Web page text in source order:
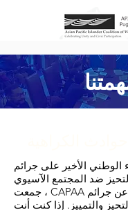
الأخير على جرائم
ضد المجتمع الآسيوي
، جمعت CAPAA موارد للإبلاغ عن جرائم
والتمييز. إذا كنت أنت